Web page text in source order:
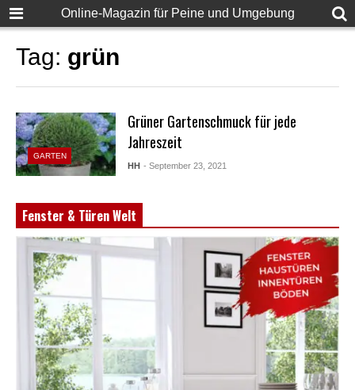
Online-Magazin für Peine und Umgebung
Tag: grün
GARTEN
Grüner Gartenschmuck für jede
Jahreszeit
HH - September 23, 2021
Fenster & Türen Welt